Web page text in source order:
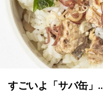
すごいよ「サバ缶